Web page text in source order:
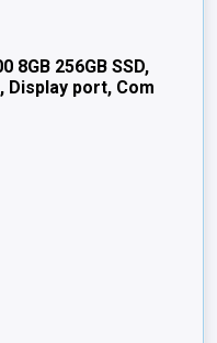
8GB 256GB SSD,
Display port, Com